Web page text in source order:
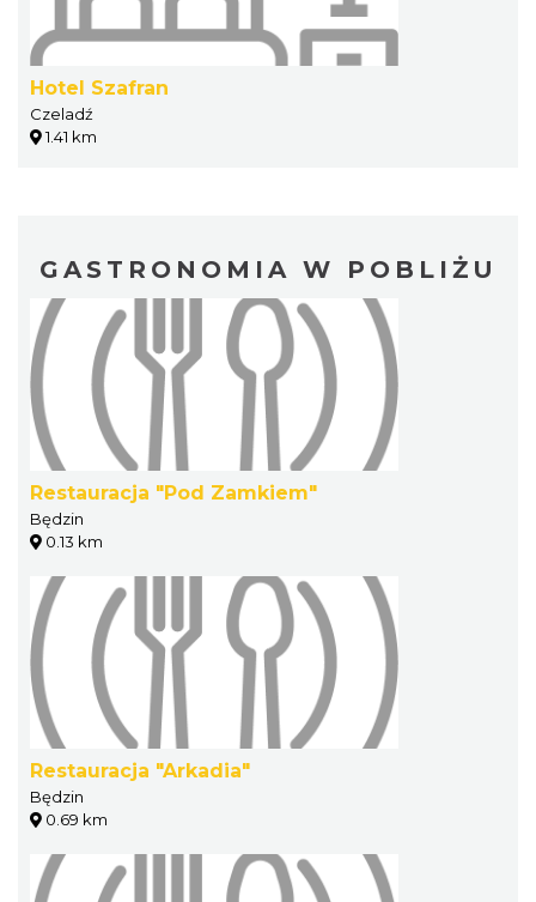
Hotel Szafran
Czeladź
1.41 km
GASTRONOMIA W POBLIŻU
Restauracja "Pod Zamkiem"
Będzin
0.13 km
Restauracja "Arkadia"
Będzin
0.69 km